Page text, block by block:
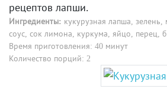
рецептов лапши.
Ингредиенты: кукурузная лапша,
соус, сок лимона, куркума, яйцо, перец,
Время приготовления: 40 минут
Количество порций: 2